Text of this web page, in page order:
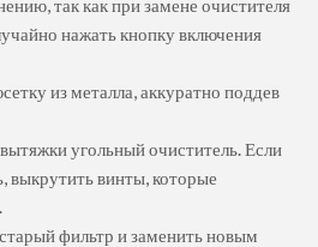
так как при замене очистителя
нажать кнопку включения
из металла, аккуратно поддев
угольный очиститель. Если
выкрутить винты, которые
фильтр и заменить новым